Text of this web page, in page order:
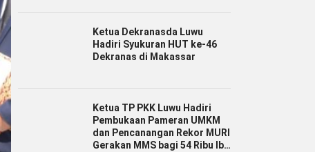
Ketua Dekranasda Luwu
Hadiri Syukuran HUT ke-46
Dekranas di Makassar
Ketua TP PKK Luwu Hadiri
Pembukaan Pameran UMKM
dan Pencanangan Rekor MURI
Gerakan MMS bagi 54 Ribu Ibu